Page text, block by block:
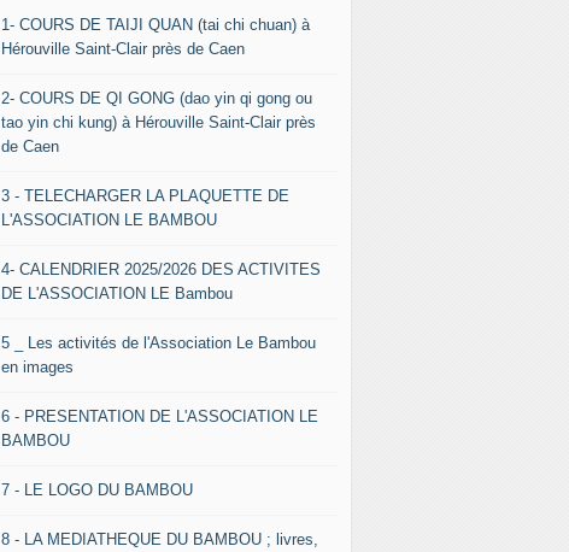
1- COURS DE TAIJI QUAN (tai chi chuan) à
Hérouville Saint-Clair près de Caen
2- COURS DE QI GONG (dao yin qi gong ou
tao yin chi kung) à Hérouville Saint-Clair près
de Caen
3 - TELECHARGER LA PLAQUETTE DE
L'ASSOCIATION LE BAMBOU
4- CALENDRIER 2025/2026 DES ACTIVITES
DE L'ASSOCIATION LE Bambou
5 _ Les activités de l'Association Le Bambou
en images
6 - PRESENTATION DE L'ASSOCIATION LE
BAMBOU
7 - LE LOGO DU BAMBOU
8 - LA MEDIATHEQUE DU BAMBOU ; livres,